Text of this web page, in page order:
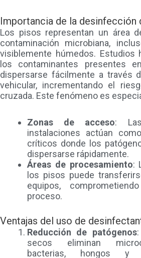
Importancia de la desinfección
Los pisos representan un área
contaminación microbiana,
visiblemente húmedos. Estudios
los contaminantes presentes
dispersarse fácilmente a través
vehicular, incrementando el
cruzada. Este fenómeno es
Zonas de acceso:
instalaciones actúan
críticos donde los
dispersarse rápidamente.
Áreas de procesamiento:
los pisos puede
equipos,
proceso.
Ventajas del uso de
Reducción de patógenos
secos eliminan
bacterias, hongos y